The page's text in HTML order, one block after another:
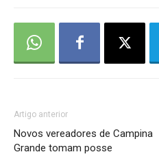
Artigo anterior
Novos vereadores de Campina
Grande tomam posse